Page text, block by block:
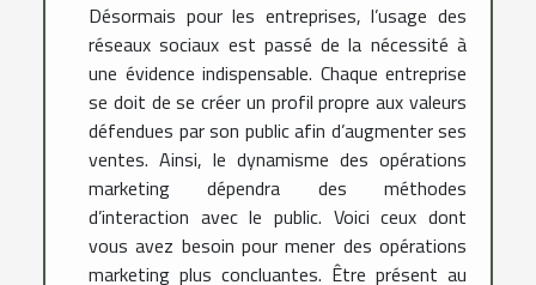
Désormais pour les entreprises, l’usage des
réseaux sociaux est passé de la nécessité à
une évidence indispensable. Chaque entreprise
se doit de se créer un profil propre aux valeurs
défendues par son public afin d’augmenter ses
ventes. Ainsi, le dynamisme des opérations
marketing dépendra des méthodes
d’interaction avec le public. Voici ceux dont
vous avez besoin pour mener des opérations
marketing plus concluantes. Être présent au